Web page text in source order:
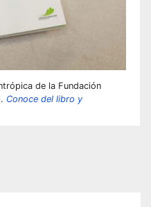
de la Fundación
Conoce del libro y